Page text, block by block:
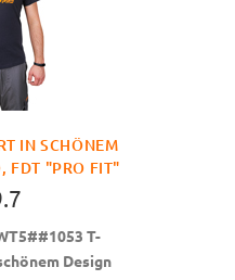
IN SCHÖNEM
FDT "PRO FIT"
T-
Design